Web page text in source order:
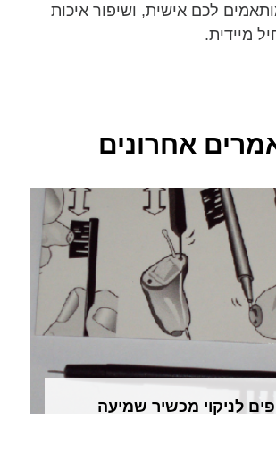
לכם אישית, ושיפור איכות
מיידית.
אחרונים